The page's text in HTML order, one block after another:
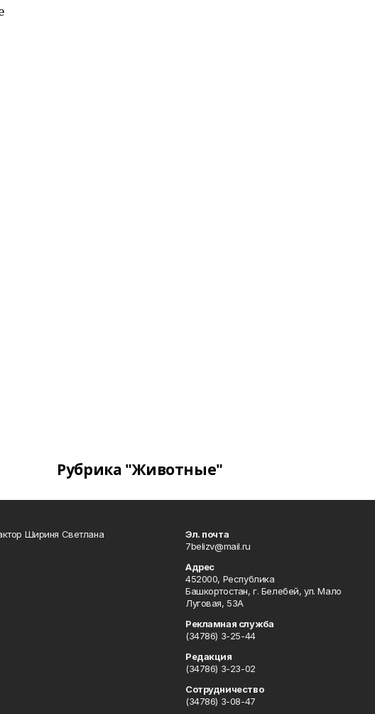
Рубрика "Животные"
Шириня Светлана
Эл. почта
7belizv@mail.ru
Адрес
452000, Республика
Башкортостан, г. Белебей, ул. Мало
Луговая, 53А
Рекламная служба
(34786) 3-25-44
Редакция
(34786) 3-23-02
Сотрудничество
(34786) 3-08-47